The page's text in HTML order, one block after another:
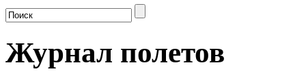
Журнал полетов